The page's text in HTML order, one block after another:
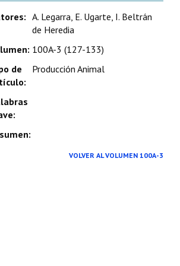
as
A. Legarra, E. Ugarte, I. Beltrán
de Heredia
100A-3 (127-133)
de
Producción Animal
VOLVER AL VOLUMEN 100A-3